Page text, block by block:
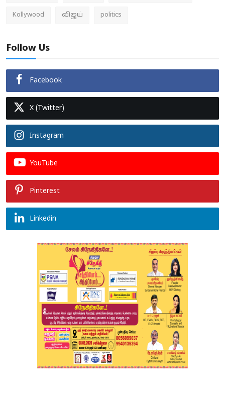
Kollywood விஜய் politics
Follow Us
Facebook
X (Twitter)
Instagram
YouTube
Pinterest
Linkedin